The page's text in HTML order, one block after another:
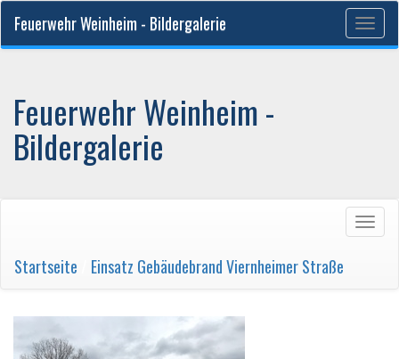
Feuerwehr Weinheim - Bildergalerie
Feuerwehr Weinheim -
Bildergalerie
Startseite Einsatz Gebäudebrand Viernheimer Straße